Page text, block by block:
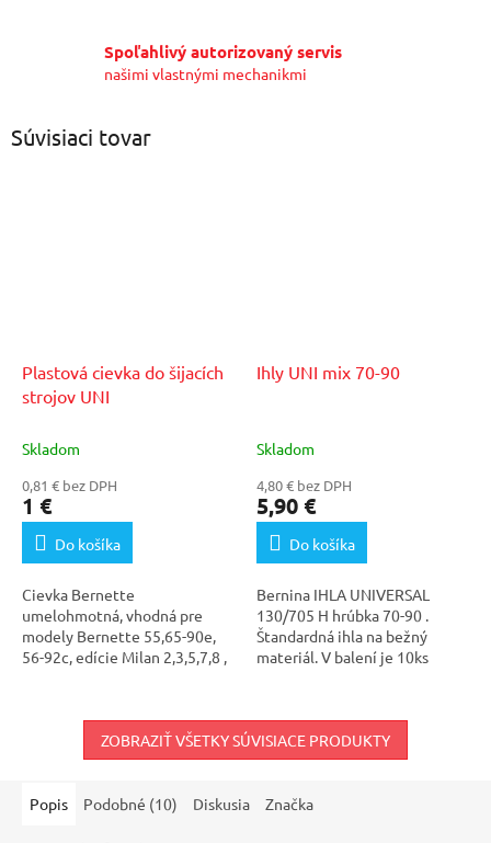
Spoľahlivý autorizovaný servis
našimi vlastnými mechanikmi
Súvisiaci tovar
Plastová cievka do šijacích
strojov UNI
Skladom
0,81 € bez DPH
1 €
Do košíka
Cievka Bernette
umelohmotná, vhodná pre
modely Bernette 55,65-90e,
56-92c, edície Milan 2,3,5,7,8 ,
Ihly UNI mix 70-90
Skladom
4,80 € bez DPH
5,90 €
Do košíka
Bernina IHLA UNIVERSAL
130/705 H hrúbka 70-90 .
Štandardná ihla na bežný
materiál. V balení je 10ks
ZOBRAZIŤ VŠETKY SÚVISIACE PRODUKTY
Popis Podobné (10) Diskusia Značka